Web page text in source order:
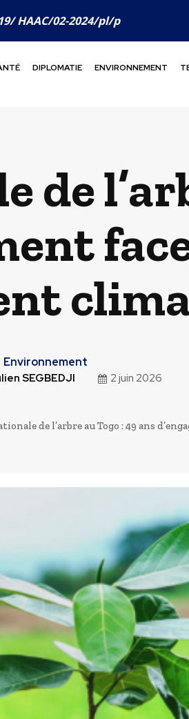
HAAC/02-2024/pl/p
DIPLOMATIE ENVIRONNEMENT
de
Environnement
SEGBEDJI 2 juin 2026
de l’arbre au Togo : 49 ans